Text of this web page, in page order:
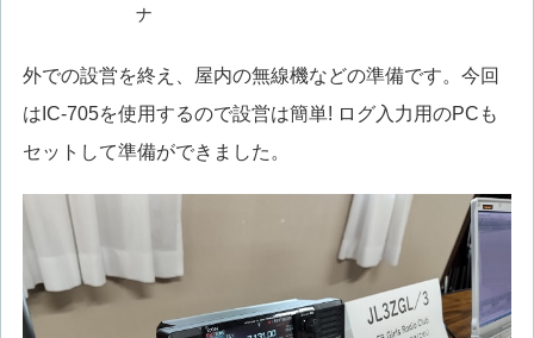
ナ
外での設営を終え、屋内の無線機などの準備です。今回
はIC-705を使用するので設営は簡単! ログ入力用のPCも
セットして準備ができました。